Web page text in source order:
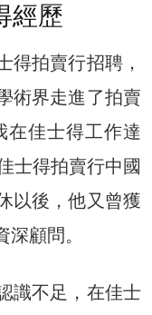
經歷
得拍賣行招聘，
術界走進了拍賣
在佳士得工作達
士得拍賣行中國
以後，他又曾獲
顧問。
識不足，在佳士